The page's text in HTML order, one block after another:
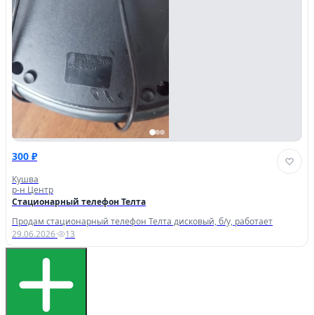
300 ₽
Кушва
р-н Центр
Стационарный телефон Телта
Продам стационарный телефон Телта дисковый, б/у, работает
29.06.2026· 13